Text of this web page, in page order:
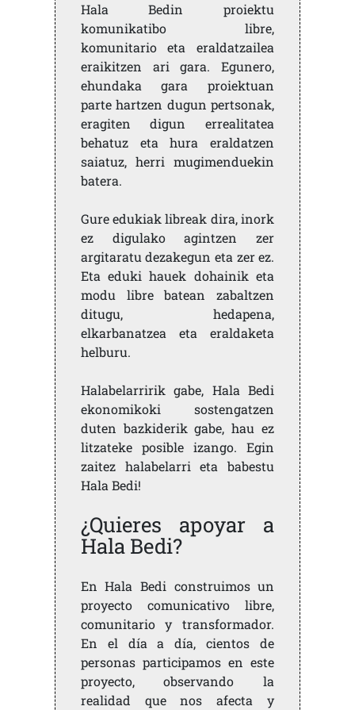
Hala Bedin proiektu
komunikatibo libre,
komunitario eta eraldatzailea
eraikitzen ari gara. Egunero,
ehundaka gara proiektuan
parte hartzen dugun pertsonak,
eragiten digun errealitatea
behatuz eta hura eraldatzen
saiatuz, herri mugimenduekin
batera.
Gure edukiak libreak dira, inork
ez digulako agintzen zer
argitaratu dezakegun eta zer ez.
Eta eduki hauek dohainik eta
modu libre batean zabaltzen
ditugu, hedapena,
elkarbanatzea eta eraldaketa
helburu.
Halabelarririk gabe, Hala Bedi
ekonomikoki sostengatzen
duten bazkiderik gabe, hau ez
litzateke posible izango. Egin
zaitez halabelarri eta babestu
Hala Bedi!
¿Quieres apoyar a
Hala Bedi?
En Hala Bedi construimos un
proyecto comunicativo libre,
comunitario y transformador.
En el día a día, cientos de
personas participamos en este
proyecto, observando la
realidad que nos afecta y